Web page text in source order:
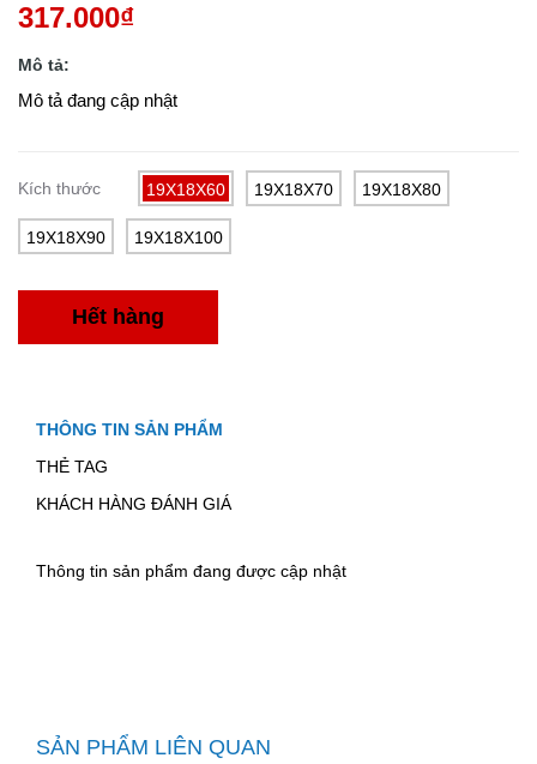
317.000₫
Mô tả:
Mô tả đang cập nhật
Kích thước 19X18X60 19X18X70 19X18X80
19X18X90 19X18X100
Hết hàng
THÔNG TIN SẢN PHẨM
THẺ TAG
KHÁCH HÀNG ĐÁNH GIÁ
Thông tin sản phẩm đang được cập nhật
SẢN PHẨM LIÊN QUAN